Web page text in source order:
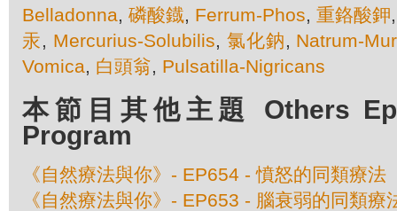
Belladonna, 磷酸鐡, Ferrum-Phos, 重鉻酸鉀
汞, Mercurius-Solubilis, 氯化鈉, Natrum-
Vomica, 白頭翁, Pulsatilla-Nigricans
本節目其他主題 Others
Program
《自然療法與你》- EP654 - 憤怒的同類療法
《自然療法與你》- EP653 - 腦衰弱的同類療